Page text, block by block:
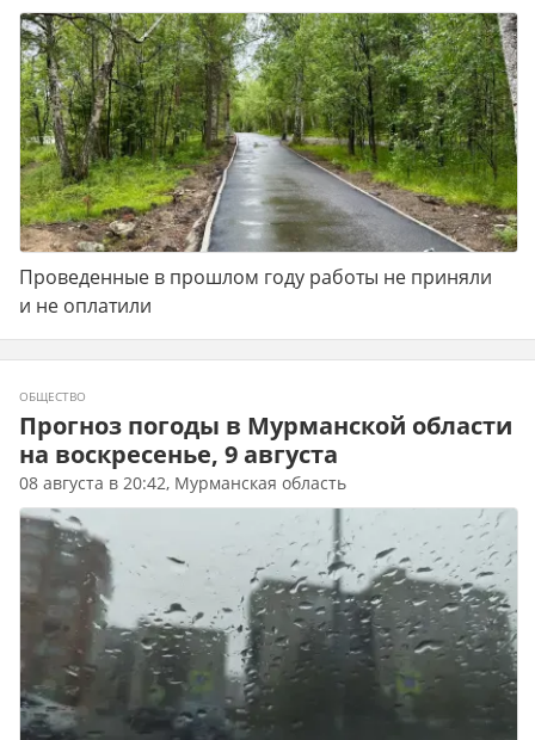
Проведенные в прошлом году работы не приняли
и не оплатили
ОБЩЕСТВО
Прогноз погоды в Мурманской области
на воскресенье, 9 августа
08 августа в 20:42, Мурманская область